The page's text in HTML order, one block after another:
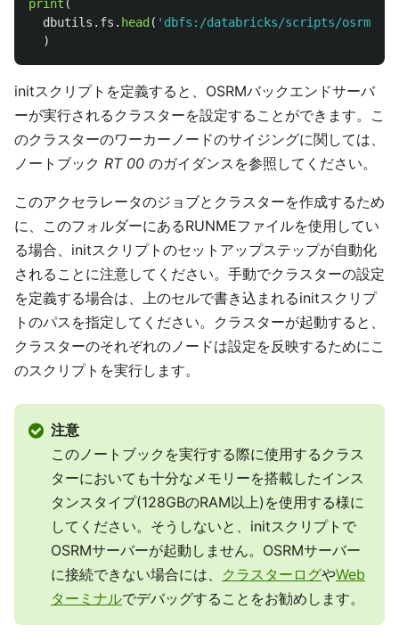
print (
dbutils . fs . head ( ' dbfs:/databricks/scripts/osrm-
)
initスクリプトを定義すると、OSRMバックエンドサーバ
ーが実行されるクラスターを設定することができます。こ
のクラスターのワーカーノードのサイジングに関しては、
ノートブック RT 00 のガイダンスを参照してください。
このアクセラレータのジョブとクラスターを作成するため
に、このフォルダーにあるRUNMEファイルを使用してい
る場合、initスクリプトのセットアップステップが自動化
されることに注意してください。手動でクラスターの設定
を定義する場合は、上のセルで書き込まれるinitスクリプ
トのパスを指定してください。クラスターが起動すると、
クラスターのそれぞれのノードは設定を反映するためにこ
のスクリプトを実行します。
注意
このノートブックを実行する際に使用するクラス
ターにおいても十分なメモリーを搭載したインス
タンスタイプ(128GBのRAM以上)を使用する様に
してください。そうしないと、initスクリプトで
OSRMサーバーが起動しません。OSRMサーバー
に接続できない場合には、 クラスターログやWeb
ターミナルでデバッグすることをお勧めします。